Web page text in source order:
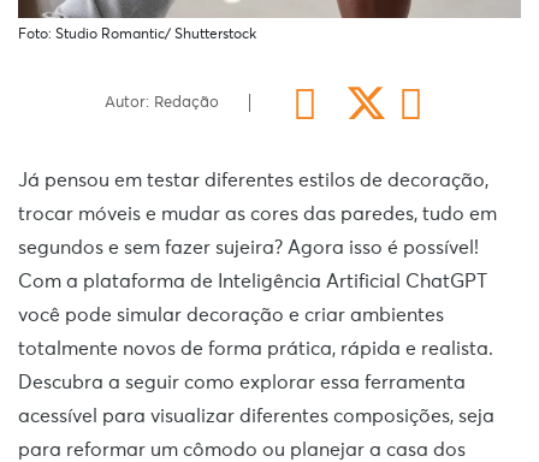
Foto: Studio Romantic/ Shutterstock
Autor: Redação
Já pensou em testar diferentes estilos de decoração,
trocar móveis e mudar as cores das paredes, tudo em
segundos e sem fazer sujeira? Agora isso é possível!
Com a plataforma de Inteligência Artificial ChatGPT
você pode simular decoração e criar ambientes
totalmente novos de forma prática, rápida e realista.
Descubra a seguir como explorar essa ferramenta
acessível para visualizar diferentes composições, seja
para reformar um cômodo ou planejar a casa dos